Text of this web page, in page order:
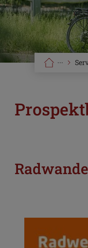
···